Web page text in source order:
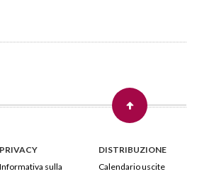
PRIVACY
Informativa sulla
DISTRIBUZIONE
Calendario uscite